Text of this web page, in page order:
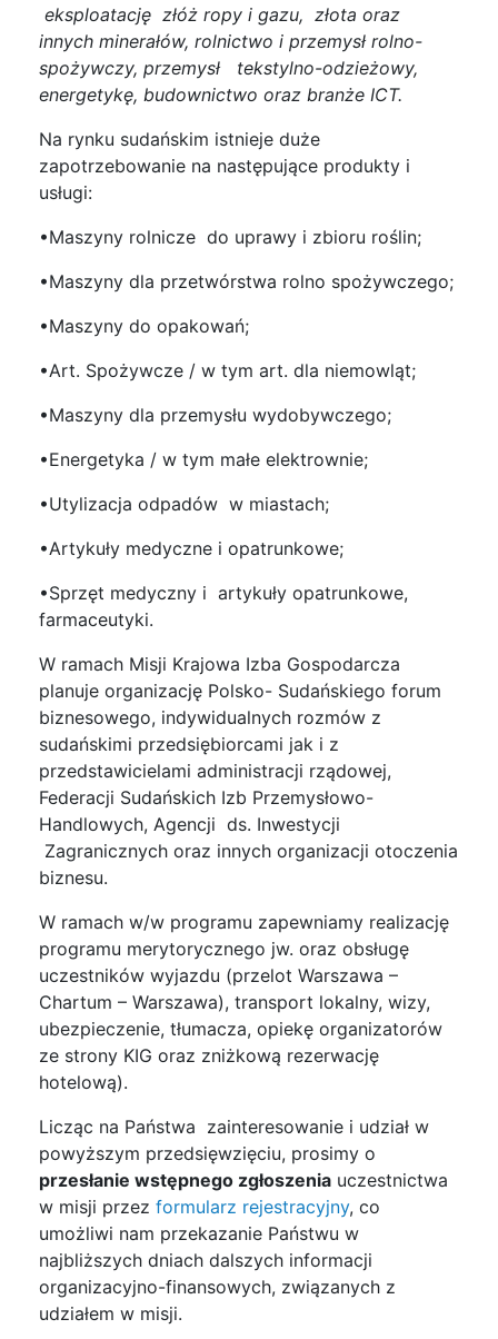
eksploatację złóż ropy i gazu, złota oraz
innych minerałów, rolnictwo i przemysł rolno-
spożywczy, przemysł tekstylno-odzieżowy,
energetykę, budownictwo oraz branże ICT.
Na rynku sudańskim istnieje duże
zapotrzebowanie na następujące produkty i
usługi:
•Maszyny rolnicze do uprawy i zbioru roślin;
•Maszyny dla przetwórstwa rolno spożywczego;
•Maszyny do opakowań;
•Art. Spożywcze / w tym art. dla niemowląt;
•Maszyny dla przemysłu wydobywczego;
•Energetyka / w tym małe elektrownie;
•Utylizacja odpadów w miastach;
•Artykuły medyczne i opatrunkowe;
•Sprzęt medyczny i artykuły opatrunkowe,
farmaceutyki.
W ramach Misji Krajowa Izba Gospodarcza
planuje organizację Polsko- Sudańskiego forum
biznesowego, indywidualnych rozmów z
sudańskimi przedsiębiorcami jak i z
przedstawicielami administracji rządowej,
Federacji Sudańskich Izb Przemysłowo-
Handlowych, Agencji ds. Inwestycji
Zagranicznych oraz innych organizacji otoczenia
biznesu.
W ramach w/w programu zapewniamy realizację
programu merytorycznego jw. oraz obsługę
uczestników wyjazdu (przelot Warszawa –
Chartum – Warszawa), transport lokalny, wizy,
ubezpieczenie, tłumacza, opiekę organizatorów
ze strony KIG oraz zniżkową rezerwację
hotelową).
Licząc na Państwa zainteresowanie i udział w
powyższym przedsięwzięciu, prosimy o
przesłanie wstępnego zgłoszenia uczestnictwa
w misji przez formularz rejestracyjny, co
umożliwi nam przekazanie Państwu w
najbliższych dniach dalszych informacji
organizacyjno-finansowych, związanych z
udziałem w misji.